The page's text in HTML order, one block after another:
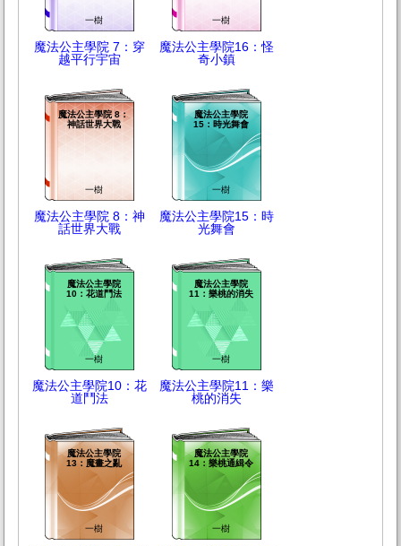
一樹
魔法公主學院 7：穿
越平行宇宙
一樹
魔法公主學院16：怪
奇小鎮
魔法公主學院 8：
神話世界大戰
一樹
魔法公主學院 8：神
話世界大戰
魔法公主學院
15：時光舞會
一樹
魔法公主學院15：時
光舞會
魔法公主學院
10：花道鬥法
一樹
魔法公主學院10：花
道鬥法
魔法公主學院
11：樂桃的消失
一樹
魔法公主學院11：樂
桃的消失
魔法公主學院
13：魔畫之亂
一樹
魔法公主學院
14：樂桃通緝令
一樹